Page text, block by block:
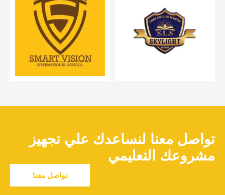
تواصل معنا لنساعدك علي تجهيز
مشروعك التعليمي
تواصل معنا